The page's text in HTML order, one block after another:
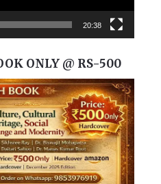
20:38
ONLY @ RS-500